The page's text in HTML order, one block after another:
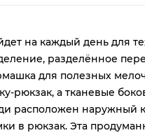
на каждый день для
разделённое
для полезных
а тканевые
расположен
в рюкзак. Эта
раз